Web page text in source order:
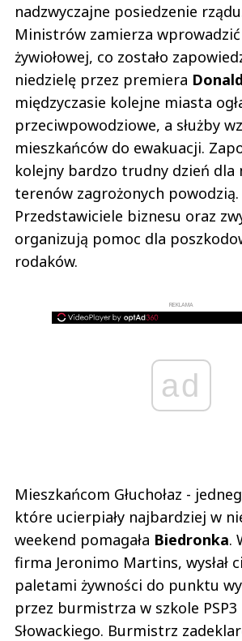
nadzwyczajne posiedzenie
Ministrów zamierza
żywiołowej, co zostało
niedzielę przez premiera
międzyczasie kolejne miasta
przeciwpowodziowe, a służby
mieszkańców do ewakuacji.
kolejny bardzo trudny dzień dla
terenów zagrożonych powodzią.
Przedstawiciele biznesu oraz
organizują pomoc dla
rodaków.
REKLAMA
ad
Mieszkańcom Głuchołaz -
które ucierpiały najbardziej w
weekend pomagała Biedronka.
firma Jeronimo Martins, wysłał
paletami żywności do punktu
przez burmistrza w szkole PSP3
Słowackiego. Burmistrz